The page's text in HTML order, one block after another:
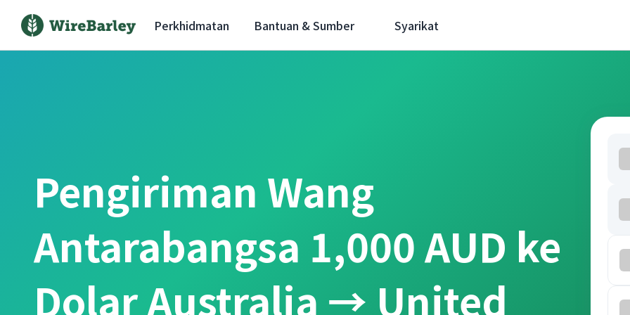
Perkhidmatan Bantuan & Sumber Syarikat
Pengiriman Wang
Antarabangsa 1,000 AUD ke
Dolar Australia → United